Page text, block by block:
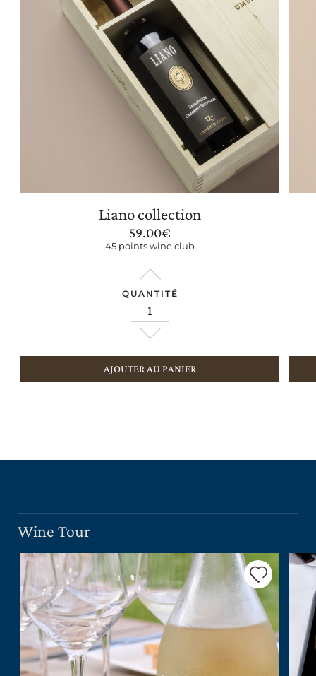
Liano collection
59.00€
45 points wine club
QUANTITÉ
AJOUTER AU PANIER
Wine Tour